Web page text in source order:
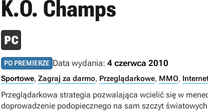
K.O. Champs
PO PREMIERZE Data wydania: 4 czerwca 2010
Sportowe, Zagraj za darmo, Przeglądarkowe, MMO,
Przeglądarkowa strategia pozwalająca wcielić się w
doprowadzenie podopiecznego na sam szczyt